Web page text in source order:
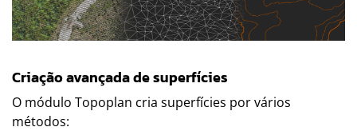
Criação avançada de superfícies
O módulo Topoplan cria superfícies por vários
métodos: